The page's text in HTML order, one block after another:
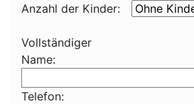
Anzahl der Kinder:
Vollständiger
Name:
Telefon: